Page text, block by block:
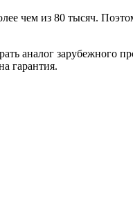
чем из 80 тысяч.
аналог зарубежного
гарантия.